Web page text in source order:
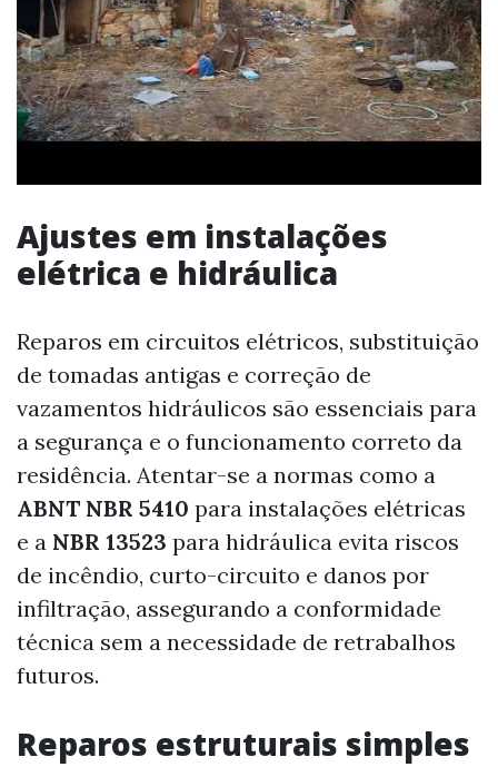
Ajustes em instalações
elétrica e hidráulica
Reparos em circuitos elétricos, substituição
de tomadas antigas e correção de
vazamentos hidráulicos são essenciais para
a segurança e o funcionamento correto da
residência. Atentar-se a normas como a
ABNT NBR 5410 para instalações elétricas
e a NBR 13523 para hidráulica evita riscos
de incêndio, curto-circuito e danos por
infiltração, assegurando a conformidade
técnica sem a necessidade de retrabalhos
futuros.
Reparos estruturais simples